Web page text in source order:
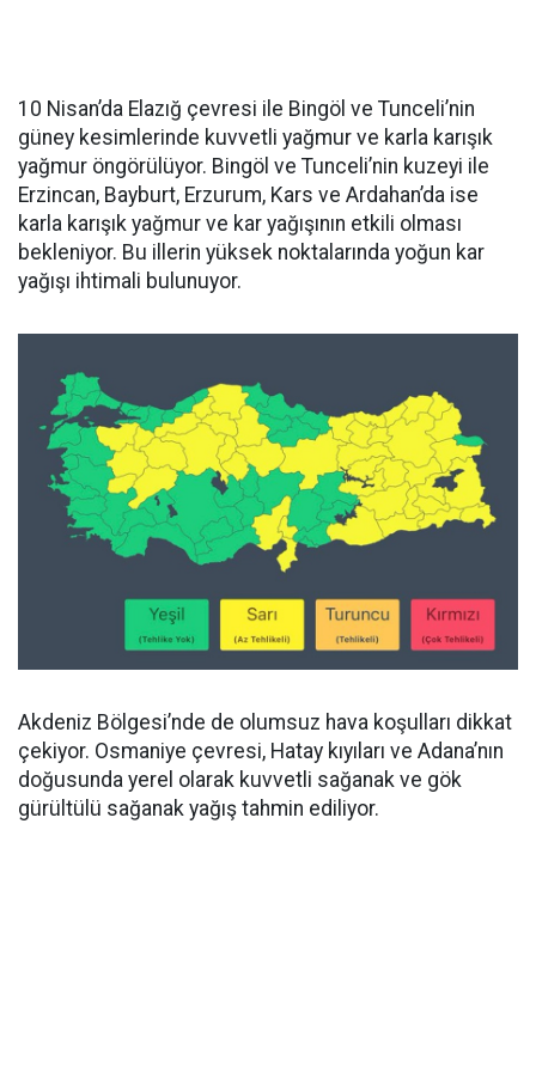
10 Nisan’da Elazığ çevresi ile Bingöl ve Tunceli’nin
güney kesimlerinde kuvvetli yağmur ve karla karışık
yağmur öngörülüyor. Bingöl ve Tunceli’nin kuzeyi ile
Erzincan, Bayburt, Erzurum, Kars ve Ardahan’da ise
karla karışık yağmur ve kar yağışının etkili olması
bekleniyor. Bu illerin yüksek noktalarında yoğun kar
yağışı ihtimali bulunuyor.
Akdeniz Bölgesi’nde de olumsuz hava koşulları dikkat
çekiyor. Osmaniye çevresi, Hatay kıyıları ve Adana’nın
doğusunda yerel olarak kuvvetli sağanak ve gök
gürültülü sağanak yağış tahmin ediliyor.